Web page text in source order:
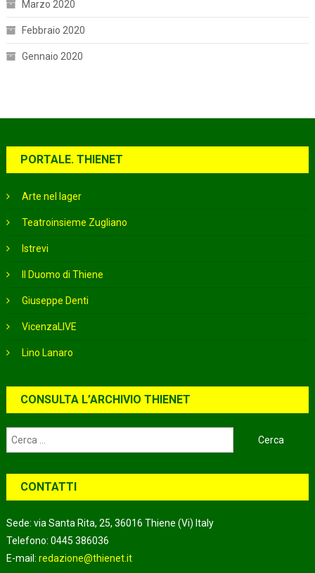
Marzo 2020
Febbraio 2020
Gennaio 2020
PORTALE. THIENET
Arte nel lager
Teatroinsieme Zugliano
Istrevi
Il Duomo di Thiene
Giuseppe Denti
VicenzaLIVE
Lino Lanaro
CONSULTA L’ARCHIVIO THIENET
Ricerca
per:
CONTATTI
Sede: via Santa Rita, 25, 36016 Thiene (Vi) Italy
Telefono: 0445 386036
E-mail:redazione@thienet.it